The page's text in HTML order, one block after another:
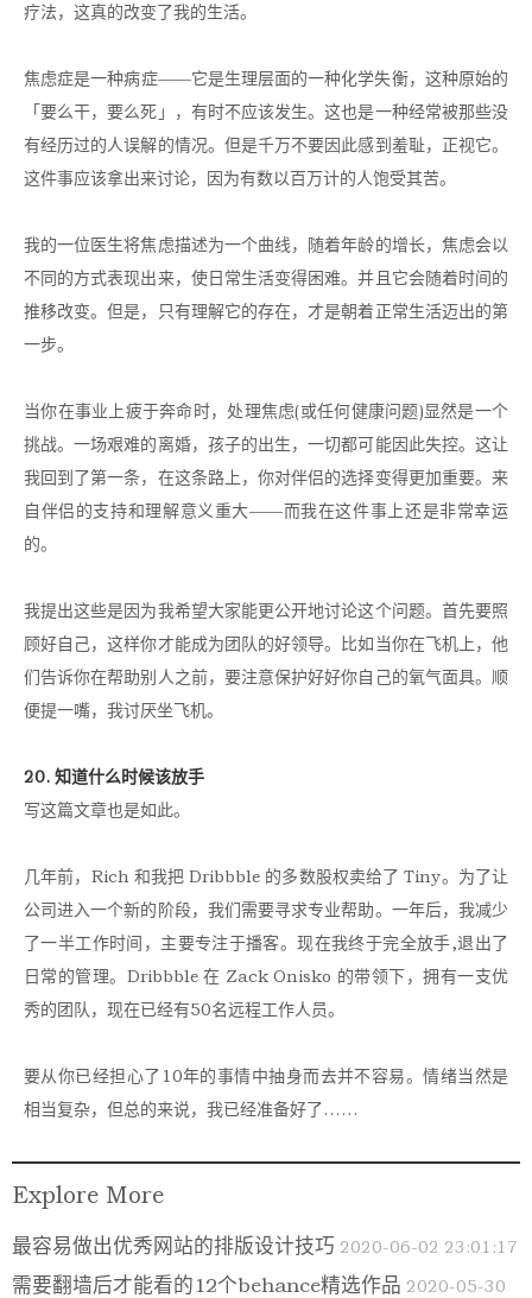
疗法，这真的改变了我的生活。
焦虑症是一种病症——它是生理层面的一种化学失衡，这种原始的
「要么干，要么死」，有时不应该发生。这也是一种经常被那些没
有经历过的人误解的情况。但是千万不要因此感到羞耻，正视它。
这件事应该拿出来讨论，因为有数以百万计的人饱受其苦。
我的一位医生将焦虑描述为一个曲线，随着年龄的增长，焦虑会以
不同的方式表现出来，使日常生活变得困难。并且它会随着时间的
推移改变。但是，只有理解它的存在，才是朝着正常生活迈出的第
一步。
当你在事业上疲于奔命时，处理焦虑(或任何健康问题)显然是一个
挑战。一场艰难的离婚，孩子的出生，一切都可能因此失控。这让
我回到了第一条，在这条路上，你对伴侣的选择变得更加重要。来
自伴侣的支持和理解意义重大——而我在这件事上还是非常幸运
的。
我提出这些是因为我希望大家能更公开地讨论这个问题。首先要照
顾好自己，这样你才能成为团队的好领导。比如当你在飞机上，他
们告诉你在帮助别人之前，要注意保护好好你自己的氧气面具。顺
便提一嘴，我讨厌坐飞机。
20. 知道什么时候该放手
写这篇文章也是如此。
几年前，Rich 和我把 Dribbble 的多数股权卖给了 Tiny。为了让
公司进入一个新的阶段，我们需要寻求专业帮助。一年后，我减少
了一半工作时间，主要专注于播客。现在我终于完全放手,退出了
日常的管理。Dribbble 在 Zack Onisko 的带领下，拥有一支优
秀的团队，现在已经有50名远程工作人员。
要从你已经担心了10年的事情中抽身而去并不容易。情绪当然是
相当复杂，但总的来说，我已经准备好了……
Explore More
最容易做出优秀网站的排版设计技巧 2020-06-02 23:01:17
需要翻墙后才能看的12个behance精选作品 2020-05-30